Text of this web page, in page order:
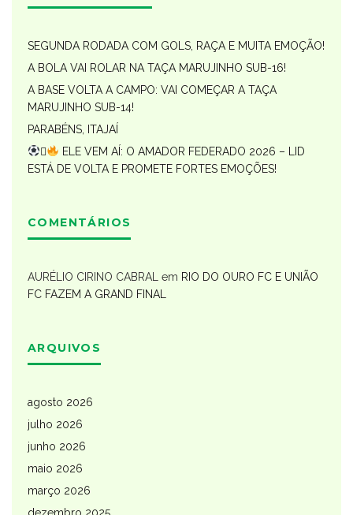
SEGUNDA RODADA COM GOLS, RAÇA E MUITA EMOÇÃO!
A BOLA VAI ROLAR NA TAÇA MARUJINHO SUB-16!
A BASE VOLTA A CAMPO: VAI COMEÇAR A TAÇA
MARUJINHO SUB-14!
PARABÉNS, ITAJAÍ

ELE VEM AÍ: O AMADOR FEDERADO 2026 – LID
ESTÁ DE VOLTA E PROMETE FORTES EMOÇÕES!
COMENTÁRIOS
AURÉLIO CIRINO CABRAL em RIO DO OURO FC E UNIÃO
FC FAZEM A GRAND FINAL
ARQUIVOS
agosto 2026
julho 2026
junho 2026
maio 2026
março 2026